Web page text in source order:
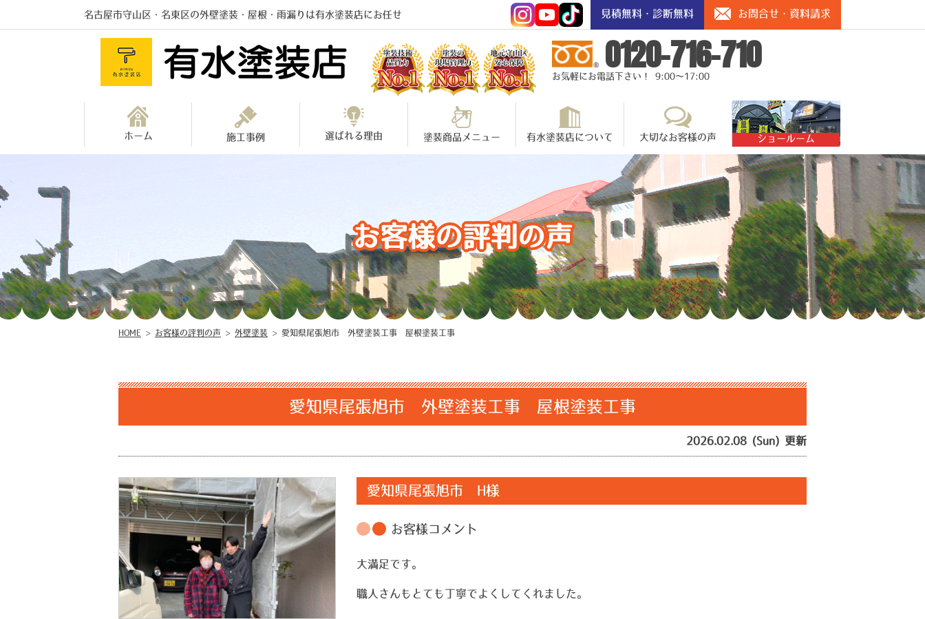
名古屋市守山区・名東区の外壁塗装・屋根・雨漏りは有水塗装店にお任せ 見積無料・診断無料 お問合せ・資料請求
0120-716-710
お気軽にお電話下さい！ 9:00～17:00
ホーム 施工事例 選ばれる理由 塗装商品メニュー 有水塗装店について 大切なお客様の声 ショールーム
お客様の評判の声
HOME > お客様の評判の声 > 外壁塗装 > 愛知県尾張旭市 外壁塗装工事 屋根塗装工事
愛知県尾張旭市 外壁塗装工事 屋根塗装工事
2026.02.08 (Sun) 更新
愛知県尾張旭市 H様
お客様コメント
大満足です。
職人さんもとても丁寧でよくしてくれました。